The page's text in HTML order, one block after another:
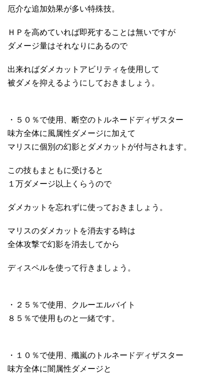
厄介な追加効果が多い特殊技。
ＨＰを高めていれば即死することは無いですが
ダメージ量はそれなりにあるので
出来ればダメカットアビリティを使用して
被ダメを抑えるようにしておきましょう。
・５０％で使用、断空のトルネードディザスター
味方全体に風属性ダメージに加えて
マリスに個別の幻影とダメカットが付与されます。
この技もまともに受けると
１万ダメージ以上くらうので
ダメカットを忘れずに使っておきましょう。
マリスのダメカットを消去する時は
全体攻撃で幻影を消去してから
ディスペルを使って行きましょう。
・２５％で使用、クルーエルバイト
８５％で使用ものと一緒です。
・１０％で使用、殲嵐のトルネードディザスター
味方全体に闇属性ダメージと